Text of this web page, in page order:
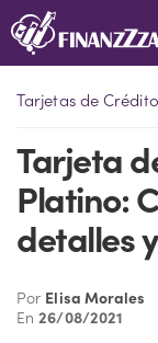
Saltar
al
Tarjetas de Crédito
Tarjeta
Platino:
detalles
Por Elisa Morales
En26/08/2021